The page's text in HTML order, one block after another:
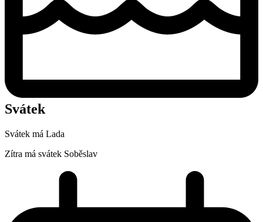
Svátek
Svátek má Lada
Zítra má svátek Soběslav